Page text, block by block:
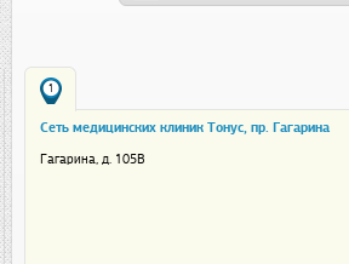
1
Сеть медицинских клиник Тонус, пр. Гагарина
Гагарина, д. 105В